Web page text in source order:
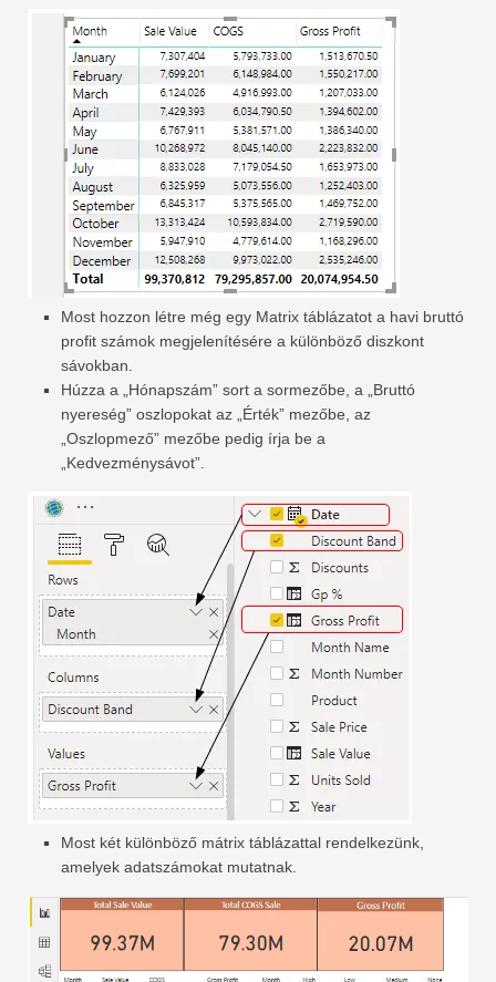
Most hozzon létre még egy Matrix táblázatot a havi bruttó
profit számok megjelenítésére a különböző diszkont
sávokban.
Húzza a „Hónapszám” sort a sormezőbe, a „Bruttó
nyereség” oszlopokat az „Érték” mezőbe, az
„Oszlopmező” mezőbe pedig írja be a
„Kedvezménysávot”.
Most két különböző mátrix táblázattal rendelkezünk,
amelyek adatszámokat mutatnak.